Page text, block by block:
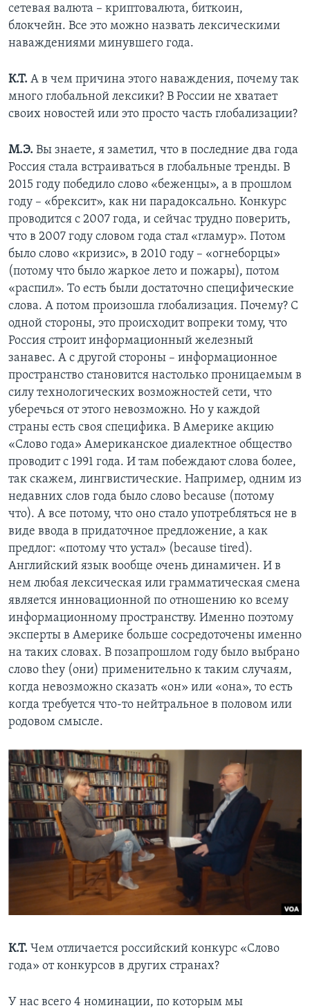
сетевая валюта – криптовалюта, биткоин,
блокчейн. Все это можно назвать лексическими
наваждениями минувшего года.
К.Т. А в чем причина этого наваждения, почему так
много глобальной лексики? В России не хватает
своих новостей или это просто часть глобализации?
М.Э. Вы знаете, я заметил, что в последние два года
Россия стала встраиваться в глобальные тренды. В
2015 году победило слово «беженцы», а в прошлом
году – «брексит», как ни парадоксально. Конкурс
проводится с 2007 года, и сейчас трудно поверить,
что в 2007 году словом года стал «гламур». Потом
было слово «кризис», в 2010 году – «огнеборцы»
(потому что было жаркое лето и пожары), потом
«распил». То есть были достаточно специфические
слова. А потом произошла глобализация. Почему? С
одной стороны, это происходит вопреки тому, что
Россия строит информационный железный
занавес. А с другой стороны – информационное
пространство становится настолько проницаемым в
силу технологических возможностей сети, что
уберечься от этого невозможно. Но у каждой
страны есть своя специфика. В Америке акцию
«Слово года» Американское диалектное общество
проводит с 1991 года. И там побеждают слова более,
так скажем, лингвистические. Например, одним из
недавних слов года было слово because (потому
что). А все потому, что оно стало употребляться не в
виде ввода в придаточное предложение, а как
предлог: «потому что устал» (because tired).
Английский язык вообще очень динамичен. И в
нем любая лексическая или грамматическая смена
является инновационной по отношению ко всему
информационному пространству. Именно поэтому
эксперты в Америке больше сосредоточены именно
на таких словах. В позапрошлом году было выбрано
слово they (они) применительно к таким случаям,
когда невозможно сказать «он» или «она», то есть
когда требуется что-то нейтральное в половом или
родовом смысле.
К.Т. Чем отличается российский конкурс «Слово
года» от конкурсов в других странах?
У нас всего 4 номинации, по которым мы